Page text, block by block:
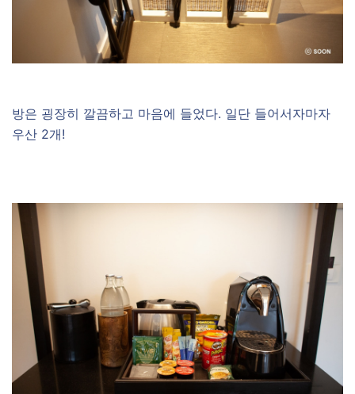
방은 굉장히 깔끔하고 마음에 들었다. 일단 들어서자마자
우산 2개!